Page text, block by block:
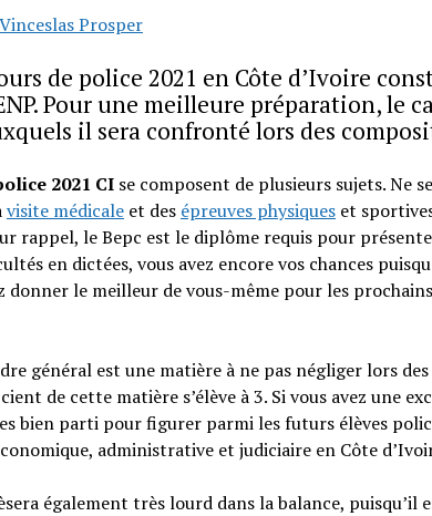
Vinceslas Prosper
de police 2021 en Côte d’Ivoire
Pour une meilleure préparation, le
il sera confronté lors des
2021 CIse composent de plusieurs sujets. Ne
visite médicaleet des épreuves physiqueset
rappel, le Bepc est le diplôme requis pour
en dictées, vous avez encore vos chances
donner le meilleur de vous-même pour les
général est une matière à ne pas négliger lors
de cette matière s’élève à 3. Si vous avez une
bien parti pour figurer parmi les futurs élèves
administrative et judiciaire en Côte
également très lourd dans la balance,